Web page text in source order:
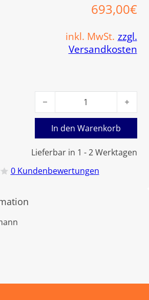
693,00€
inkl. MwSt. zzgl.
Versandkosten
Lieferbar in 1 - 2 Werktagen
Viessmann Kesselregelung
In den Warenkorb
0Kundenbewertungen